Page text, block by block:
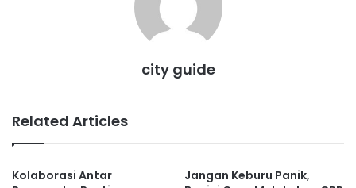
city guide
Related Articles
Kolaborasi Antar
Jangan Keburu Panik,